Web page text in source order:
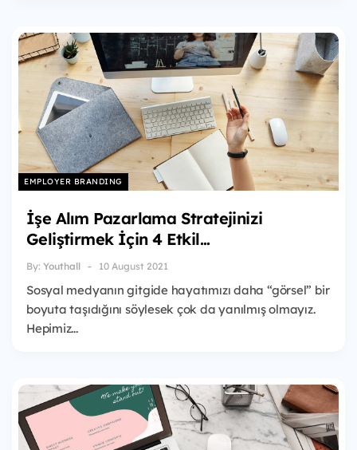
EMPLOYER BRANDING
İşe Alım Pazarlama Stratejinizi
Geliştirmek İçin 4 Etkil...
By: Youthall 10 August 2021
Sosyal medyanın gitgide hayatımızı daha “görsel” bir
boyuta taşıdığını söylesek çok da yanılmış olmayız.
Hepimiz...